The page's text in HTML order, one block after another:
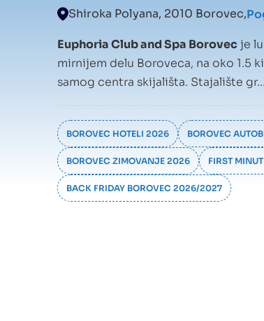
Shiroka Polyana, 2010 Borovec,
Euphoria Club and Spa Borovec je
mirnijem delu Boroveca, na oko 1.5
samog centra skijališta. Stajalište gr...
BOROVEC HOTELI 2026 BOROVEC
BOROVEC ZIMOVANJE 2026 FIRST
BACK FRIDAY BOROVEC 2026/2027